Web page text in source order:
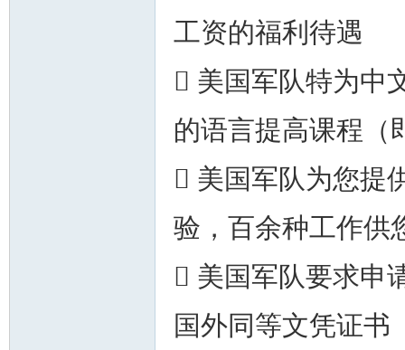
工资的福利待遇
 美国军队特为中
的语言提高课程
 美国军队为您提
验，百余种工作
 美国军队要求申
国外同等文凭证书